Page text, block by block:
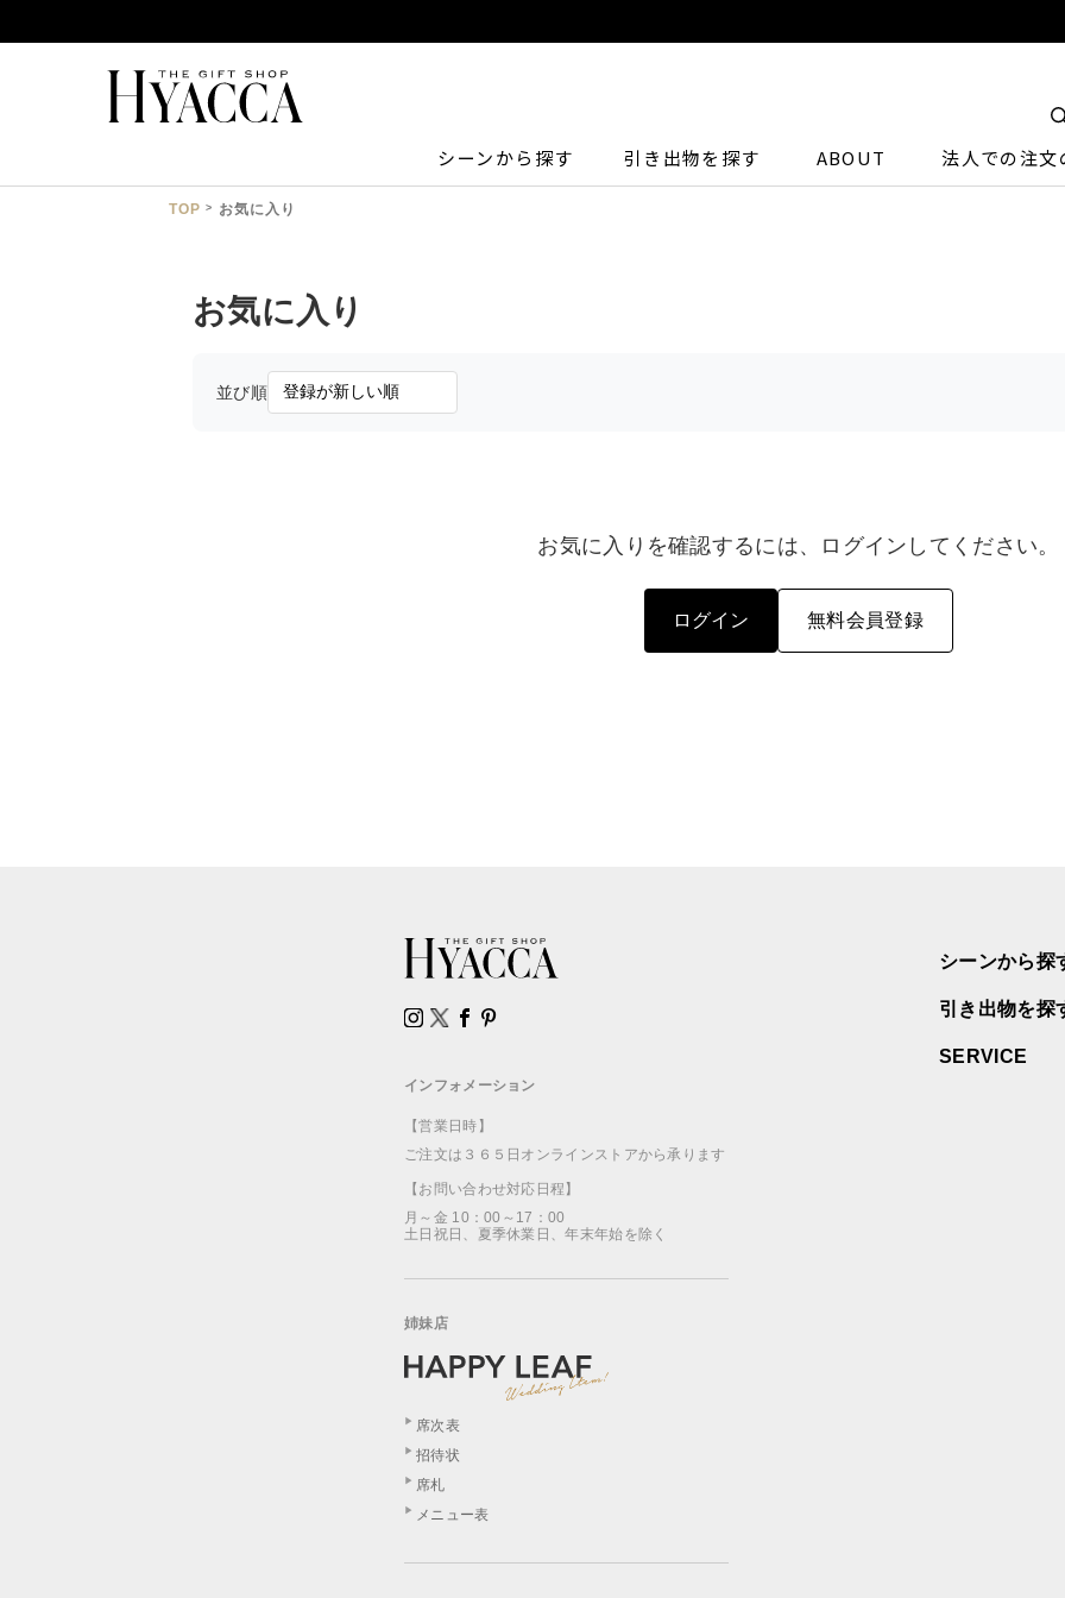
シーンから探す 引き出物を探す ABOUT 法人での注文
TOP お気に入り
お気に入り
並び順
お気に入りを確認するには、ログインしてください。
ログイン 無料会員登録
インフォメーション
【営業日時】
ご注文は３６５日オンラインストアから承ります
【お問い合わせ対応日程】
月～金 10：00～17：00
土日祝日、夏季休業日、年末年始を除く
姉妹店
席次表
招待状
席札
メニュー表
シーンから探
引き出物を探
SERVICE